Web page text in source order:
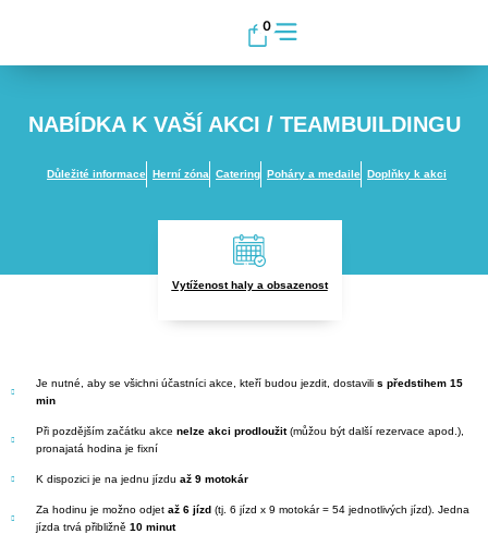
0
NABÍDKA K VAŠÍ AKCI / TEAMBUILDINGU
Důležité informace Herní zóna Catering Poháry a medaile Doplňky k akci
Vytíženost haly a obsazenost
Je nutné, aby se všichni účastníci akce, kteří budou jezdit, dostavili s předstihem 15
min
Při pozdějším začátku akce nelze akci prodloužit(můžou být další rezervace apod.),
pronajatá hodina je fixní
K dispozici je na jednu jízdu až 9 motokár
Za hodinu je možno odjet až 6 jízd(tj. 6 jízd x 9 motokár = 54 jednotlivých jízd). Jedna
jízda trvá přibližně 10 minut